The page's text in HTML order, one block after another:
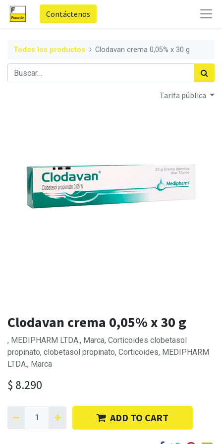
Contáctenos
Todos los productos Clodavan crema 0,05% x 30 g
Tarifa pública
Clodavan crema 0,05% x 30 g
, MEDIPHARM LTDA., Marca, Corticoides clobetasol
propinato, clobetasol propinato, Corticoides, MEDIPHARM
LTDA., Marca
$ 8.290
ADD TO CART